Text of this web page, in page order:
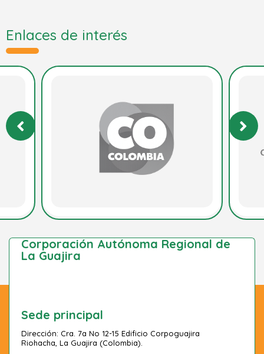
Enlaces de interés
Corporación Autónoma Regional de
La Guajira
Sede principal
Dirección: Cra. 7a No 12-15 Edificio Corpoguajira
Riohacha, La Guajira (Colombia).